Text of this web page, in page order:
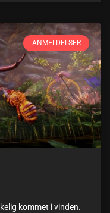
ANMELDELSER
kommet i vinden.